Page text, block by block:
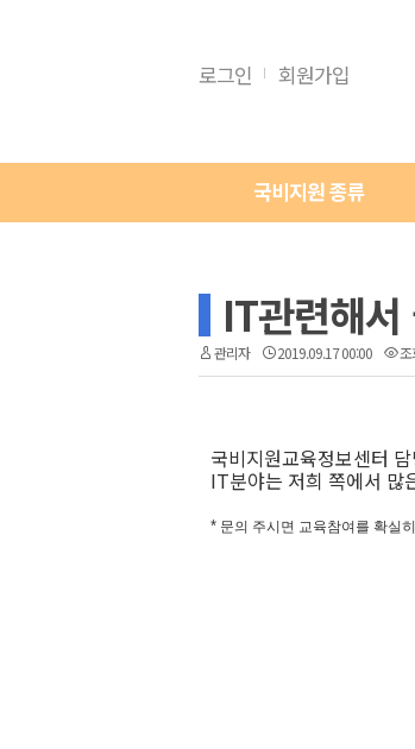
로그인 회원가입
국비지원 종류
IT관련해서
관리자 2019.09.17 00:00 조
국비지원교육정보센터
IT분야는 저희 쪽에서 많
* 문의 주시면 교육참여를 확실